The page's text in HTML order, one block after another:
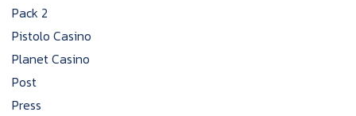
Pack 2
Pistolo Casino
Planet Casino
Post
Press